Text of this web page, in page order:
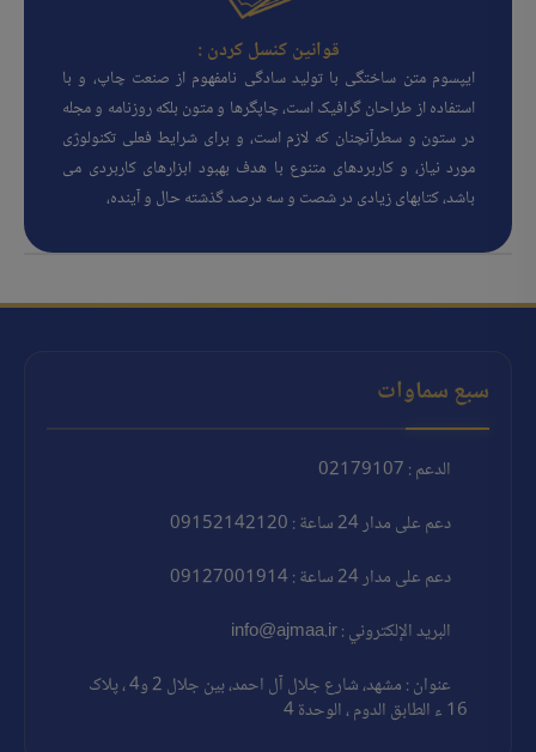
قوانین کنسل کردن :
ایپسوم متن ساختگی با تولید سادگی نامفهوم از صنعت چاپ، و با
استفاده از طراحان گرافیک است، چاپگرها و متون بلکه روزنامه و مجله
در ستون و سطرآنچنان که لازم است، و برای شرایط فعلی تکنولوژی
مورد نیاز، و کاربردهای متنوع با هدف بهبود ابزارهای کاربردی می
باشد، کتابهای زیادی در شصت و سه درصد گذشته حال و آینده،
سبع سماوات
الدعم : 02179107
دعم على مدار 24 ساعة : 09152142120
دعم على مدار 24 ساعة : 09127001914
البريد الإلكتروني : info@ajmaa.ir
عنوان : مشهد، شارع جلال آل احمد، بين جلال 2 و4 ، پلاک
16 ء الطابق الدوم ، الوحدة 4